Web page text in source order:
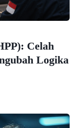
Celah
Logika